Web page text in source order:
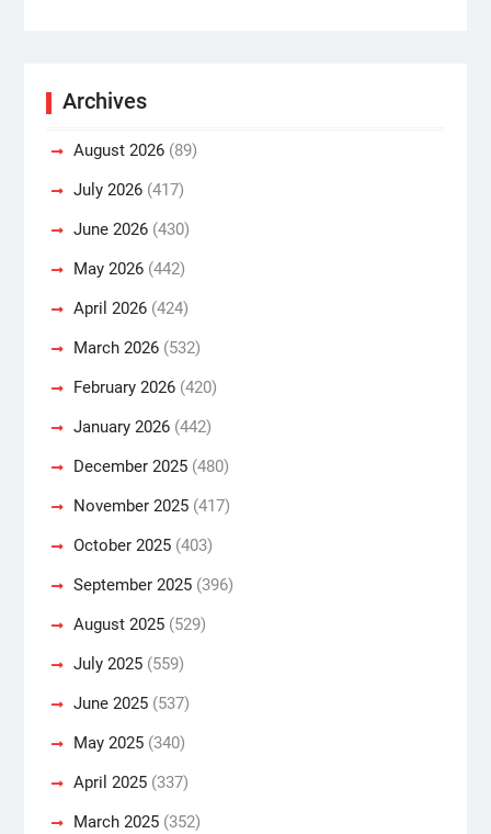
Archives
August 2026(89)
July 2026(417)
June 2026(430)
May 2026(442)
April 2026(424)
March 2026(532)
February 2026(420)
January 2026(442)
December 2025(480)
November 2025(417)
October 2025(403)
September 2025(396)
August 2025(529)
July 2025(559)
June 2025(537)
May 2025(340)
April 2025(337)
March 2025(352)